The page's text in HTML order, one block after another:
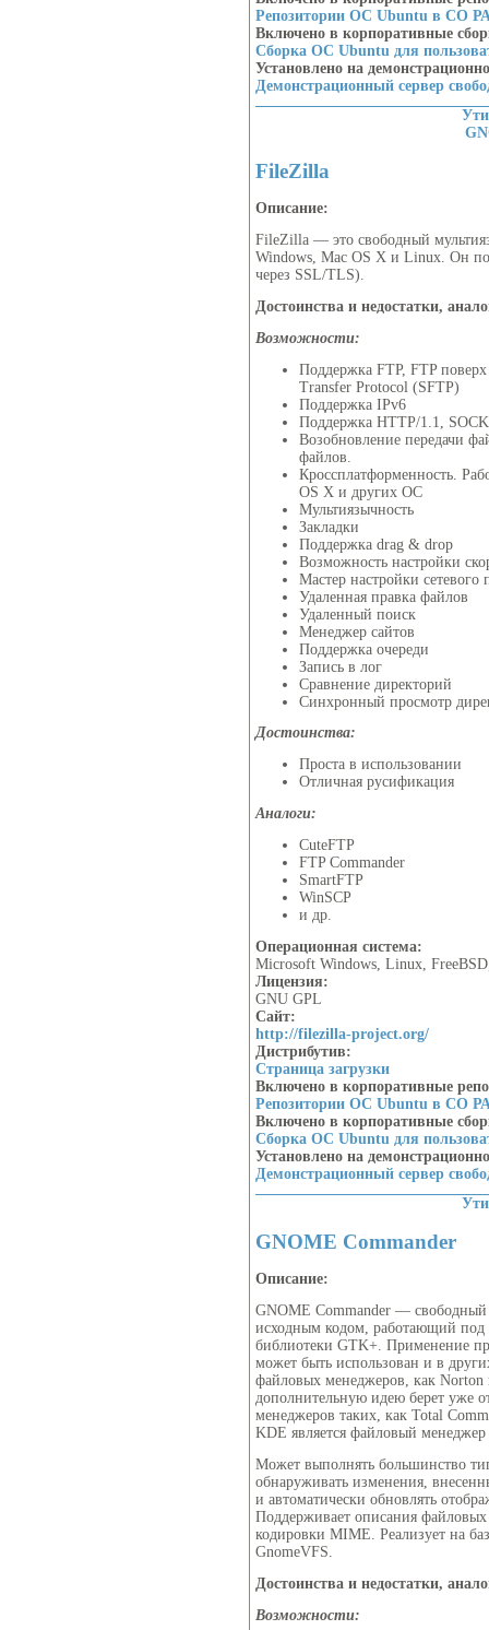
Репозитории ОС Ubuntu в СО
Включено в корпоративные
Сборка ОС Ubuntu для
Установлено на
Демонстрационный сервер
FileZilla
Описание:
FileZilla — это свободный
Windows, Mac OS X и Linux. Он
через SSL/TLS).
Достоинства и недостатки,
Возможности:
Поддержка FTP, FTP
Transfer Protocol (SFTP)
Поддержка IPv6
Поддержка HTTP/1.1,
Возобновление передачи
файлов.
Кроссплатформенность.
OS X и других ОС
Мультиязычность
Закладки
Поддержка drag & drop
Возможность настройки
Мастер настройки сетевого
Удаленная правка файлов
Удаленный поиск
Менеджер сайтов
Поддержка очереди
Запись в лог
Сравнение директорий
Синхронный просмотр
Достоинства:
Проста в использовании
Отличная русификация
Аналоги:
CuteFTP
FTP Commander
SmartFTP
WinSCP
и др.
Операционная система:
Microsoft Windows, Linux,
Лицензия:
GNU GPL
Сайт:
http://filezilla-project.org/
Дистрибутив:
Страница загрузки
Включено в корпоративные
Репозитории ОС Ubuntu в СО
Включено в корпоративные
Сборка ОС Ubuntu для
Установлено на
Демонстрационный сервер
GNOME Commander
Описание:
GNOME Commander —
исходным кодом, работающий
библиотеки GTK+. Применение
может быть использован и в
файловых менеджеров, как
дополнительную идею берет уже
менеджеров таких, как Total
KDE является файловый менеджер
Может выполнять большинство
обнаруживать изменения,
и автоматически обновлять
Поддерживает описания
кодировки MIME. Реализует на
GnomeVFS.
Достоинства и недостатки,
Возможности: